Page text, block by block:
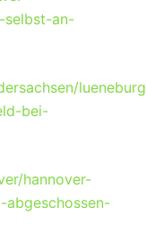
selbst-an-
bei-
hannover-